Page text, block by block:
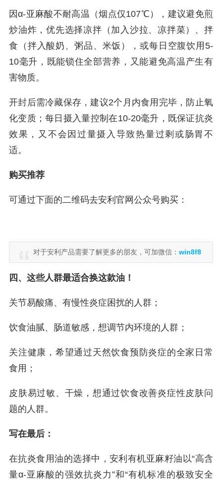
因α-亚麻酸不耐高温（烟点仅107℃），建议避免煎
炒油炸，优先选择凉拌（加入沙拉、凉拌菜）、拌
食（拌入酸奶、粥品、米饭），或每日空腹饮用5-
10毫升，既能锁住全部营养，又能避免高温产生有
害物质。
开封后需冷藏保存，建议2个月内食用完毕，防止氧
化变质；每日摄入量控制在10-20毫升，既保证抗炎
效果，又不会因过量摄入导致热量过剩或肠胃不
适。
购买推荐
可通过下面的二维码去安利官网公众号购买：
对于安利产品需要了解更多的朋友，可加微信： win8f8
四、这些人群最适合换这款油！
关节易酸痛、有慢性炎症困扰的人群；
饮食油腻、肠道敏感，想调节内环境的人群；
关注健康，希望通过天然饮食预防炎症的全家日常
食用；
皮肤易过敏、干燥，想通过饮食改善炎症性皮肤问
题的人群。
写在最后：
在抗炎食用油的选择中，安利有机亚麻籽油以“高含
量α-亚麻酸的强效抗炎力”和“有机标准的极致安全